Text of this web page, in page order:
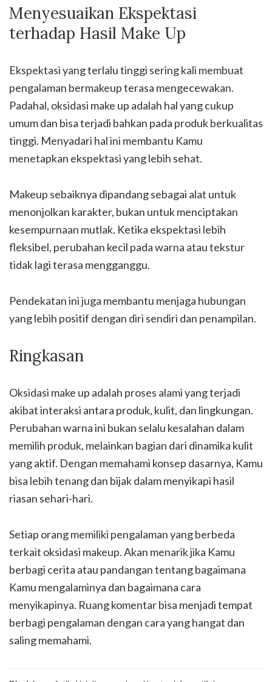
Menyesuaikan Ekspektasi
terhadap Hasil Make Up
Ekspektasi yang terlalu tinggi sering kali membuat
pengalaman bermakeup terasa mengecewakan.
Padahal, oksidasi make up adalah hal yang cukup
umum dan bisa terjadi bahkan pada produk berkualitas
tinggi. Menyadari hal ini membantu Kamu
menetapkan ekspektasi yang lebih sehat.
Makeup sebaiknya dipandang sebagai alat untuk
menonjolkan karakter, bukan untuk menciptakan
kesempurnaan mutlak. Ketika ekspektasi lebih
fleksibel, perubahan kecil pada warna atau tekstur
tidak lagi terasa mengganggu.
Pendekatan ini juga membantu menjaga hubungan
yang lebih positif dengan diri sendiri dan penampilan.
Ringkasan
Oksidasi make up adalah proses alami yang terjadi
akibat interaksi antara produk, kulit, dan lingkungan.
Perubahan warna ini bukan selalu kesalahan dalam
memilih produk, melainkan bagian dari dinamika kulit
yang aktif. Dengan memahami konsep dasarnya, Kamu
bisa lebih tenang dan bijak dalam menyikapi hasil
riasan sehari-hari.
Setiap orang memiliki pengalaman yang berbeda
terkait oksidasi makeup. Akan menarik jika Kamu
berbagi cerita atau pandangan tentang bagaimana
Kamu mengalaminya dan bagaimana cara
menyikapinya. Ruang komentar bisa menjadi tempat
berbagi pengalaman dengan cara yang hangat dan
saling memahami.